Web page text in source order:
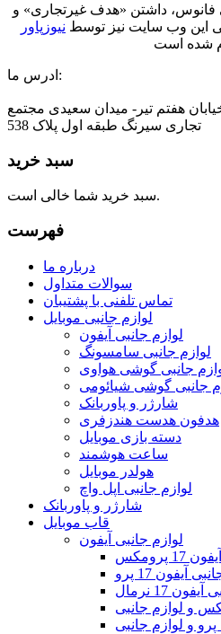
فانوس، داشتن «هدف غیرتجاری» و
این وب سایت نیز توسط نیوزپاور
ادرس ما:
هفتم تیر- میدان سعیدی مجتمع
تجاری سیرنگ طبقه اول پلاک 538
سبد خرید
سبد خرید شما خالی است.
فهرست
درباره ما
سوالات متداول
تماس تلفنی با پشتیبان
لوازم جانبی موبایل
لوازم جانبی آیفون
لوازم جانبی سامسونگ
جانبی گوشی هواوی
جانبی گوشی شیائومی
شارژر و پاوربانک
هدفون هدست هندزفری
دسته بازی موبایل
ساعت هوشمند
هولدر موبایل
لوازم جانبی اپل واچ
شارژر و پاوربانک
قاب موبایل
لوازم جانبی آیفون
پرومکس
آیفون 17 پرو
17 نرمال